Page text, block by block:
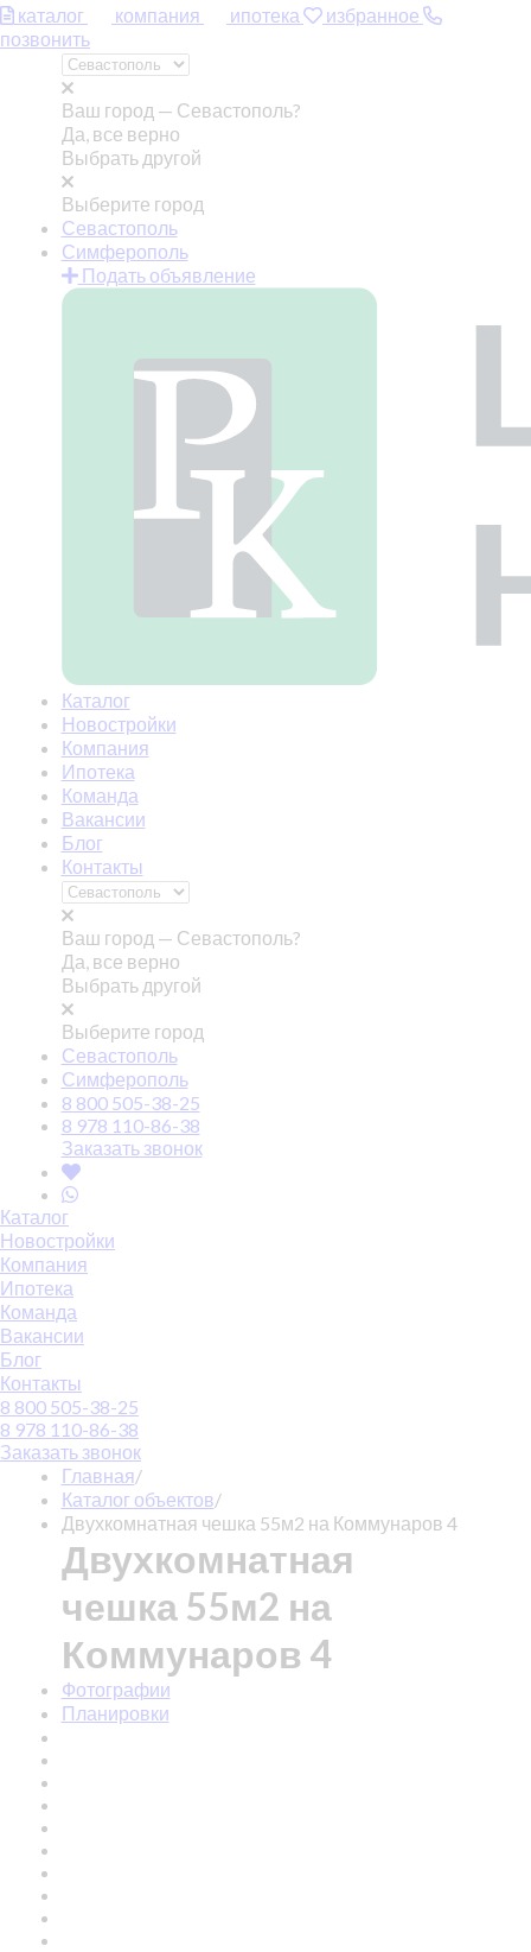
каталог компания ипотека
избранное
позвонить
Ваш город — Севастополь?
Да, все верно
Выбрать другой
Выберите город
Севастополь
Симферополь
Подать объявление
Каталог
Новостройки
Компания
Ипотека
Команда
Вакансии
Блог
Контакты
Ваш город — Севастополь?
Да, все верно
Выбрать другой
Выберите город
Севастополь
Симферополь
8 800 505-38-25
8 978 110-86-38
Заказать звонок
Каталог
Новостройки
Компания
Ипотека
Команда
Вакансии
Блог
Контакты
8 800 505-38-25
8 978 110-86-38
Заказать звонок
Главная/
Каталог объектов/
Двухкомнатная чешка 55м2 на Коммунаров 4
Двухкомнатная
чешка 55м2 на
Коммунаров 4
Фотографии
Планировки